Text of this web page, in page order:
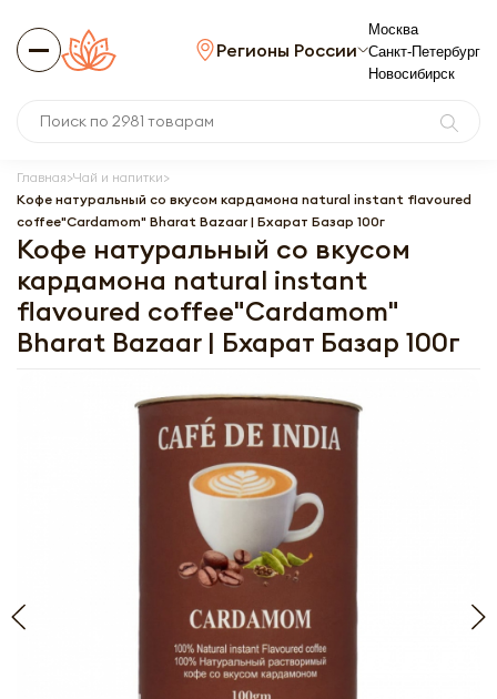
Регионы России
Москва
Санкт-Петербург
Новосибирск
Главная Чай и напитки
Кофе натуральный со вкусом кардамона natural instant flavoured
coffee"Cardamom" Bharat Bazaar | Бхарат Базар 100г
Кофе натуральный со вкусом
кардамона natural instant
flavoured coffee"Cardamom"
Bharat Bazaar | Бхарат Базар 100г